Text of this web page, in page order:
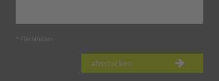
* Pflichtfelder
abschicken